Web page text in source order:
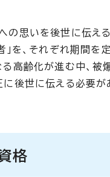
の思いを後世に伝え
を、それぞれ期間を
高齢化が進む中、被
に後世に伝える必要
格